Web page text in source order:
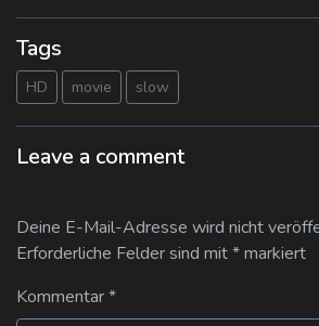
Tags
HD movie slow
Leave a comment
Deine E-Mail-Adresse wird nicht
Erforderliche Felder sind mit*markiert
Kommentar*